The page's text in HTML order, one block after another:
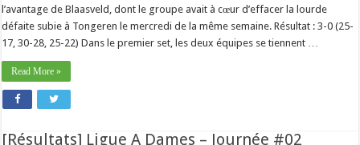
l’avantage de Blaasveld, dont le groupe avait à cœur d’effacer la lourde
défaite subie à Tongeren le mercredi de la même semaine. Résultat : 3-0 (25-
17, 30-28, 25-22) Dans le premier set, les deux équipes se tiennent …
Read More »
[Résultats] Ligue A Dames – Journée #02